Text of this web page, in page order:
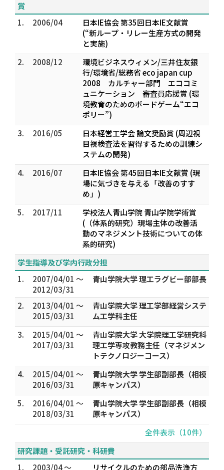
賞
1.
2006/04
日本IE協会 第35回日本IE文献賞
(“新ループ・リレー生産方式の開発
と実施)
2.
2008/12
環境ビジネスウィメン/三井住友銀
行/環境省/総務省 eco japan cup
2008 カルチャー部門 エココミ
ュニケーション 審査員応援賞 (環
境教育のためのボードゲーム“エコ
ポリー”)
3.
2016/05
日本経営工学会 論文奨励賞 (周辺視
目視検査法を習得するための訓練シ
ステムの開発)
4.
2016/07
日本IE協会 第45回日本IE文献賞 (現
場に気づきを与える「改善のすす
め」)
5.
2017/11
学校法人青山学院 青山学院学術賞
(（体系的研究）現場主体の改善活
動のマネジメント技術についての体
系的研究)
学生指導及び学内行政分担
1.
2007/04/01 ～
2012/03/31
青山学院大学 理工ラグビー部部長
2.
2013/04/01 ～
2015/03/31
青山学院大学 理工学部経営システ
ム工学科主任
3.
2015/04/01 ～
2017/03/31
青山学院大学 大学院理工学研究科
理工学専攻教務主任（マネジメン
トテクノロジーコース）
4.
2015/04/01 ～
2016/03/31
青山学院大学 学生部副部長（相模
原キャンパス）
5.
2016/04/01 ～
2018/03/31
青山学院大学 学生部副部長（相模
原キャンパス）
全件表示（10件）
研究課題・受託研究・科研費
1.
2003/04 ～ リサイクルのための部品洗浄方